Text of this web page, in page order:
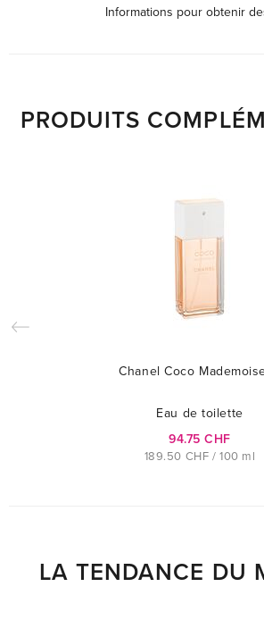
Informations pour obtenir
PRODUITS
Chanel Coco
Eau de toilette
94.75 CHF
189.50 CHF / 100 ml
LA TENDANCE DU